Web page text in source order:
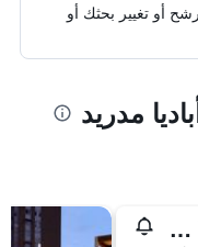
أو تغيير بحثك أو
مدريد
روز وود فيلا ماجنا